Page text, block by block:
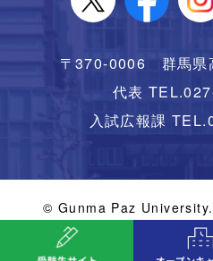
〒370-0006 群馬県
代表
入試広報課
© Gunma Paz